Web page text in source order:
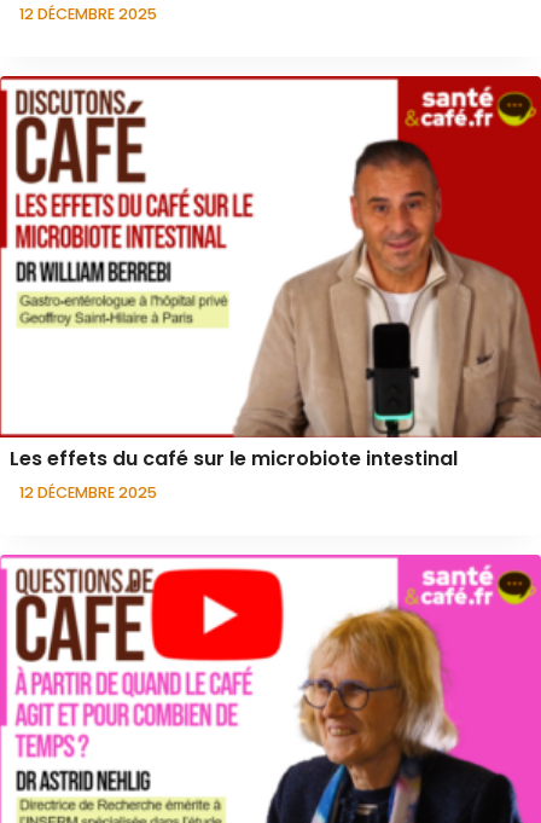
12 DÉCEMBRE 2025
Les effets du café sur le microbiote intestinal
12 DÉCEMBRE 2025